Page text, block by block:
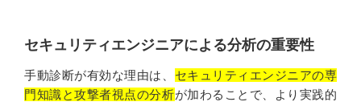
セキュリティエンジニアによる分析の重要性
手動診断が有効な理由は、 セキュリティエンジニアの専
門知識と攻撃者視点の分析が加わることで、より実践的